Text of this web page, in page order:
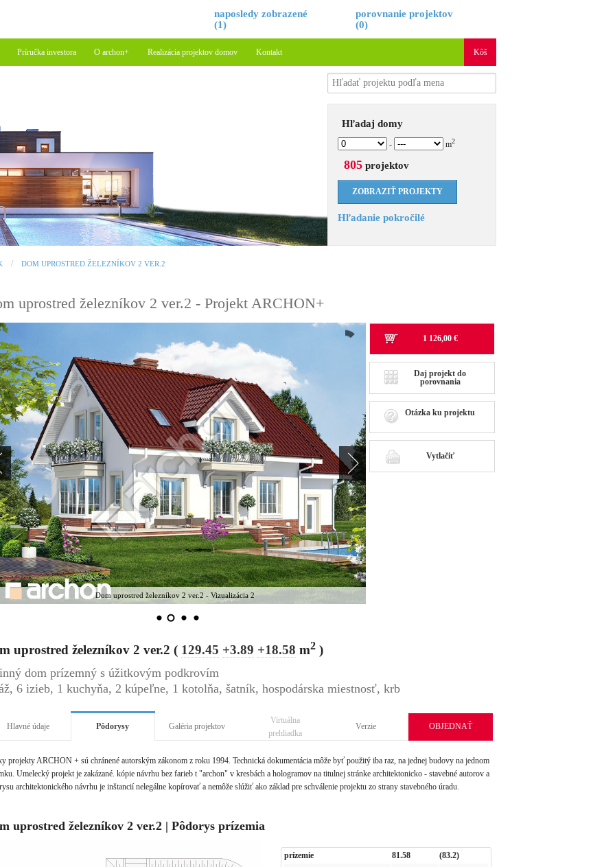
naposledy zobrazené
(1)
porovnanie projektov
(0)
Príručka investora O archon+ Realizácia projektov domov Kontakt Kôš
Hľadaj domy
- m2
805projektov
Hľadanie pokročilé
DOM UPROSTRED ŽELEZNÍKOV 2 VER.2
uprostred železníkov 2 ver.2 - Projekt ARCHON+
Dom uprostred železníkov 2 ver.2 - Vizualizácia 2
1 126,00 €
Daj projekt do
porovnania
Otázka ku projektu
Vytlačiť
uprostred železníkov 2 ver.2 ( 129.45 +3.89 +18.58 m2)
dom prízemný s úžitkovým podkrovím
6 izieb, 1 kuchyňa, 2 kúpeľne, 1 kotolňa, šatník, hospodárska miestnosť, krb
Hlavné údaje Pôdorysy Galéria projektov
Virtuálna
prehliadka
Verzie OBJEDNAŤ
projekty ARCHON + sú chránené autorským zákonom z roku 1994. Technická dokumentácia môže byť použitý iba raz, na jednej budovy na jednom
Umelecký projekt je zakázané. kópie návrhu bez farieb t "archon" v kresbách a hologramov na titulnej stránke architektonicko - stavebné autorov a
architektonického návrhu je inštancií nelegálne kopírovať a nemôže slúžiť ako základ pre schválenie projektu zo strany stavebného úradu.
uprostred železníkov 2 ver.2 | Pôdorys prízemia
prízemie 81.58 (83.2)